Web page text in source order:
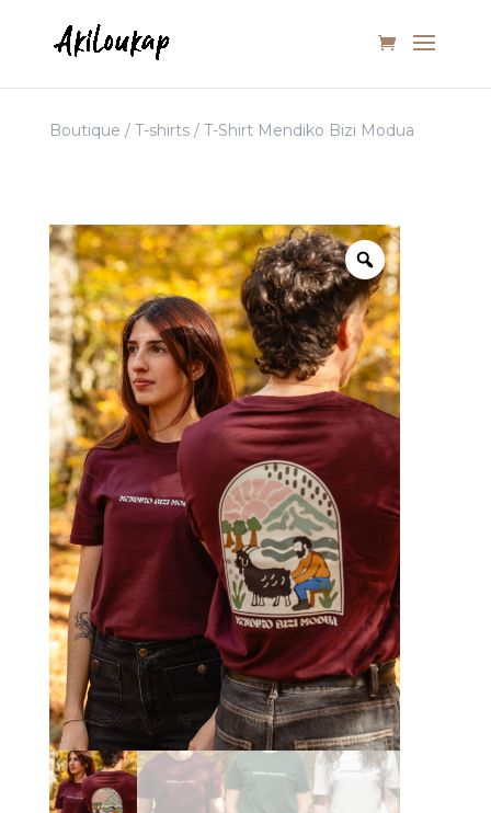
Boutique / T-shirts/ T-Shirt Mendiko Bizi Modua